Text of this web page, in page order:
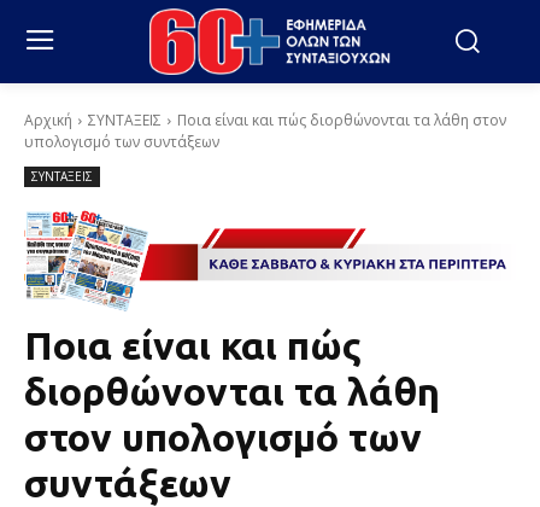
Αρχική ΣΥΝΤΑΞΕΙΣ
Ποια είναι και πώς διορθώνονται τα λάθη στον
υπολογισμό των συντάξεων
ΣΥΝΤΑΞΕΙΣ
Ποια είναι και πώς
διορθώνονται τα λάθη
στον υπολογισμό των
συντάξεων